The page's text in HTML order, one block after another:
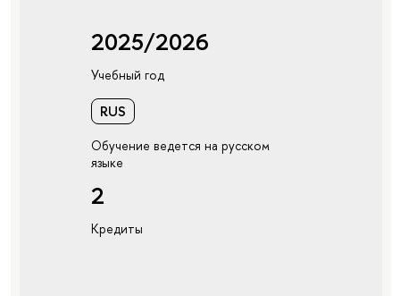
2025/2026
Учебный год
RUS
Обучение ведется на русском
языке
2
Кредиты